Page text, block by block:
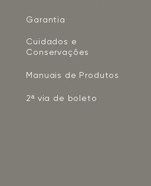
Garantia
Cuidados e
Conservações
Manuais de Produtos
2ª via de boleto